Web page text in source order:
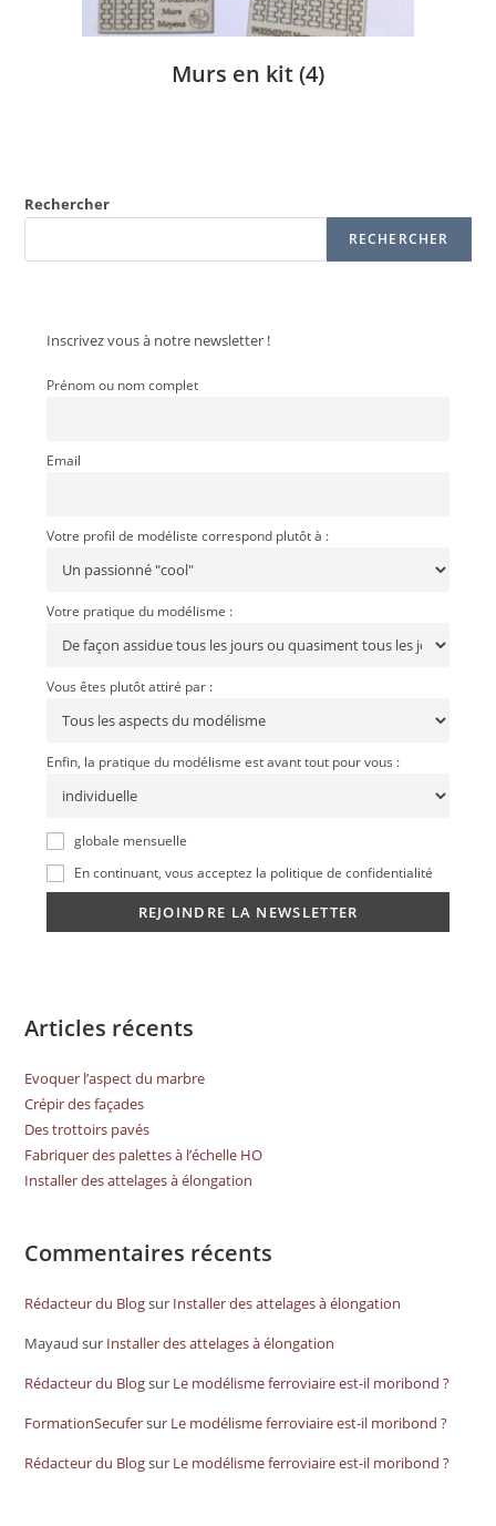
Murs en kit(4)
Rechercher
RECHERCHER
Inscrivez vous à notre newsletter !
Prénom ou nom complet
Email
Votre profil de modéliste correspond plutôt à :
Votre pratique du modélisme :
Vous êtes plutôt attiré par :
Enfin, la pratique du modélisme est avant tout pour vous :
globale mensuelle
En continuant, vous acceptez la politique de confidentialité
Articles récents
Evoquer l’aspect du marbre
Crépir des façades
Des trottoirs pavés
Fabriquer des palettes à l’échelle HO
Installer des attelages à élongation
Commentaires récents
Rédacteur du Blogsur Installer des attelages à élongation
Mayaud sur Installer des attelages à élongation
Rédacteur du Blogsur Le modélisme ferroviaire est-il moribond ?
FormationSecufersur Le modélisme ferroviaire est-il moribond ?
Rédacteur du Blogsur Le modélisme ferroviaire est-il moribond ?